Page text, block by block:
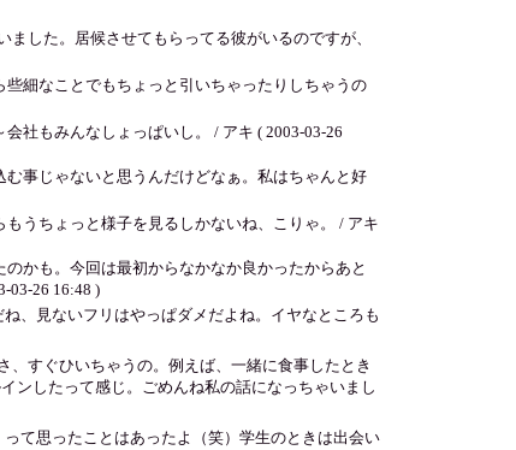
した。居候させてもらってる彼がいるのですが、
細なことでもちょっと引いちゃったりしちゃうの
社もみんなしょっぱいし。 / アキ ( 2003-03-26
事じゃないと思うんだけどなぁ。私はちゃんと好
うちょっと様子を見るしかないね、こりゃ。 / アキ
かも。今回は最初からなかなか良かったからあと
03-26 16:48 )
、見ないフリはやっぱダメだよね。イヤなところも
すぐひいちゃうの。例えば、一緒に食事したとき
ンしたって感じ。ごめんね私の話になっちゃいまし
て思ったことはあったよ（笑）学生のときは出会い